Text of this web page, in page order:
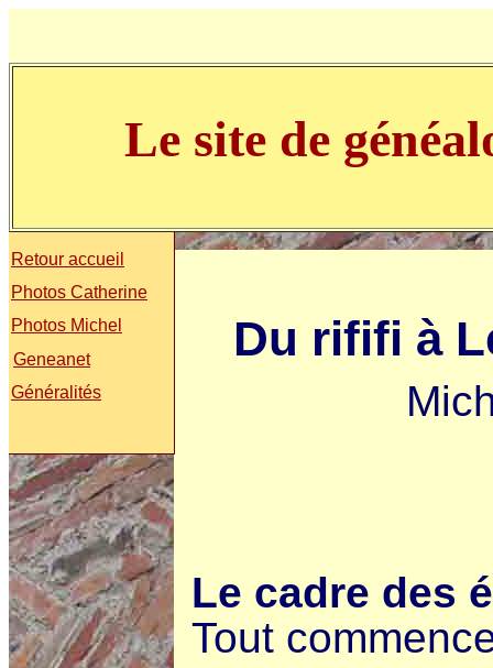
Le site de
Retour accueil
Photos Catherine
Photos Michel
Geneanet
Généralités
Du rififi à
Le cadre des
Tout